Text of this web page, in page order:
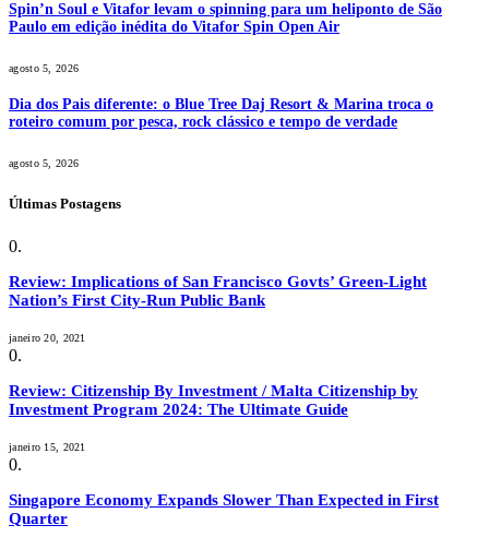
Spin’n Soul e Vitafor levam o spinning para um heliponto de São
Paulo em edição inédita do Vitafor Spin Open Air
agosto 5, 2026
Dia dos Pais diferente: o Blue Tree Daj Resort & Marina troca o
roteiro comum por pesca, rock clássico e tempo de verdade
agosto 5, 2026
Últimas Postagens
Review: Implications of San Francisco Govts’ Green-Light
Nation’s First City-Run Public Bank
janeiro 20, 2021
Review: Citizenship By Investment / Malta Citizenship by
Investment Program 2024: The Ultimate Guide
janeiro 15, 2021
Singapore Economy Expands Slower Than Expected in First
Quarter